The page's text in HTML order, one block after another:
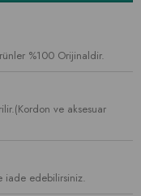
%100 Orijinaldir.
ve aksesuar
iade edebilirsiniz.